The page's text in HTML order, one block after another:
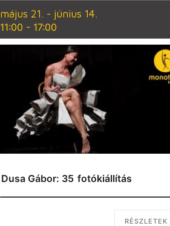
május 21. - június 14.
11:00 - 17:00
Dusa Gábor: 35 fotókiállítás
RÉSZLETEK